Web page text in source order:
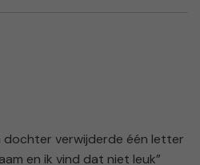
dochter verwijderde één letter
en ik vind dat niet leuk”